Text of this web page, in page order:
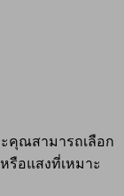
คุณสามารถเลือก
รือแสงที่เหมาะ